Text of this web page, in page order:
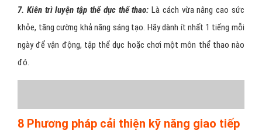
7. Kiên trì luyện tập thể dục thể thao:Là cách vừa nâng cao sức
khỏe, tăng cường khả năng sáng tạo. Hãy dành ít nhất 1 tiếng mỗi
ngày để vận động, tập thể dục hoặc chơi một môn thể thao nào
đó.
8 Phương pháp cải thiện kỹ năng giao tiếp